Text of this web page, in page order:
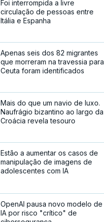
Foi interrompida a livre
circulação de pessoas entre
Itália e Espanha
Apenas seis dos 82 migrantes
que morreram na travessia para
Ceuta foram identificados
Mais do que um navio de luxo.
Naufrágio bizantino ao largo da
Croácia revela tesouro
Estão a aumentar os casos de
manipulação de imagens de
adolescentes com IA
OpenAI pausa novo modelo de
IA por risco "crítico" de